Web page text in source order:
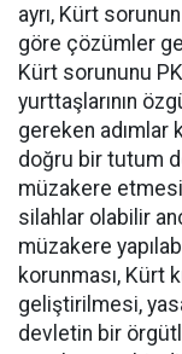
ayrı, Kürt
göre çözümler
Kürt sorununu
yurttaşlarının
gereken adımlar
doğru bir tutum
müzakere
silahlar olabilir
müzakere
korunması, Kürt
geliştirilmesi,
devletin bir